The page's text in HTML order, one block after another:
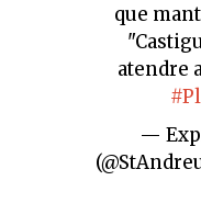
que
atendre
—